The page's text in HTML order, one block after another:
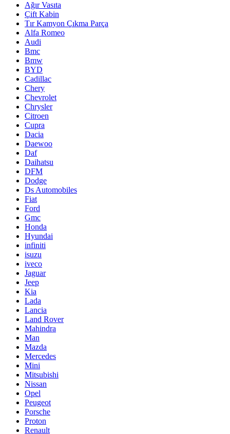
Ağır Vasıta
Çift Kabin
Tır Kamyon Çıkma Parça
Alfa Romeo
Audi
Bmc
Bmw
BYD
Cadillac
Chery
Chevrolet
Chrysler
Citroen
Cupra
Dacia
Daewoo
Daf
Daihatsu
DFM
Dodge
Ds Automobiles
Fiat
Ford
Gmc
Honda
Hyundai
infiniti
isuzu
iveco
Jaguar
Jeep
Kia
Lada
Lancia
Land Rover
Mahindra
Man
Mazda
Mercedes
Mini
Mitsubishi
Nissan
Opel
Peugeot
Porsche
Proton
Renault